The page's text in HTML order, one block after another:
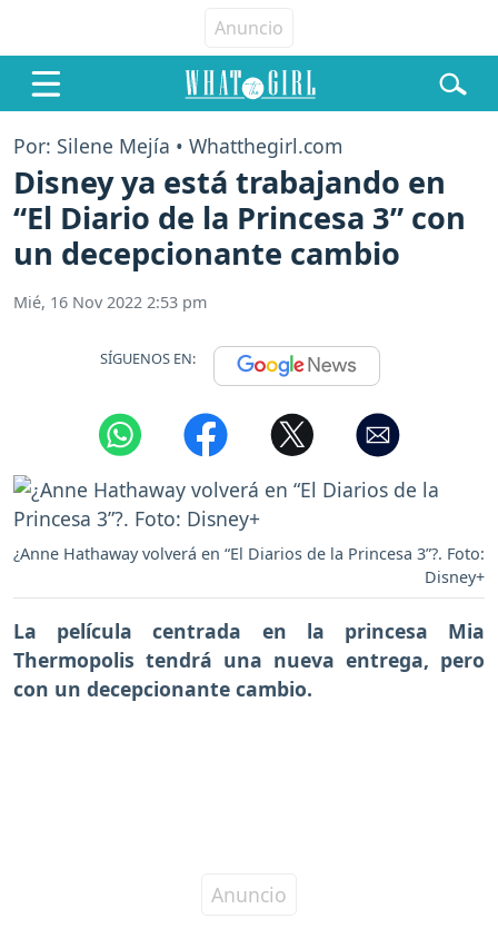
Por: Silene Mejía • Whatthegirl.com
Disney ya está trabajando en
“El Diario de la Princesa 3” con
un decepcionante cambio
Mié, 16 Nov 2022 2:53 pm
SÍGUENOS EN:
¿Anne Hathaway volverá en “El Diarios de la Princesa 3”?. Foto:
Disney+
La película centrada en la princesa Mia
Thermopolis tendrá una nueva entrega, pero
con un decepcionante cambio.